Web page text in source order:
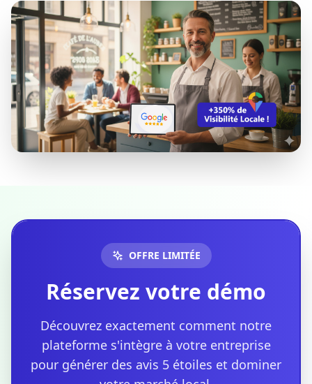
OFFRE LIMITÉE
Réservez votre démo
Découvrez exactement comment notre
plateforme s'intègre à votre entreprise
pour générer des avis 5 étoiles et dominer